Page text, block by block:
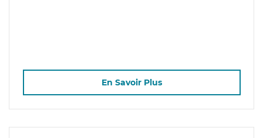
En Savoir Plus